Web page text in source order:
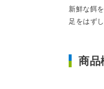
新鮮な餌
足をはず
商品